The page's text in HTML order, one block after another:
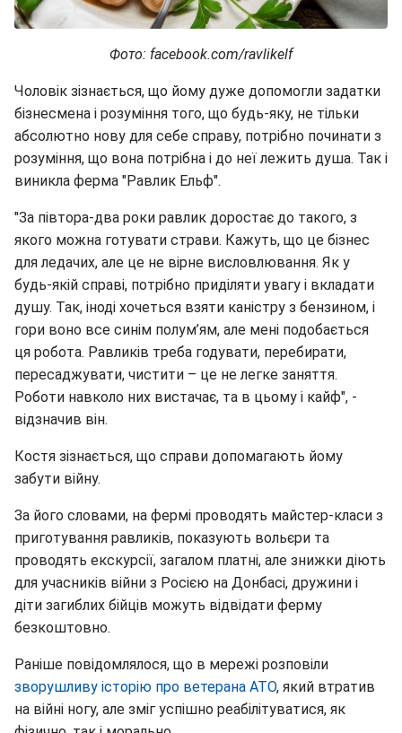
Фото: facebook.com/ravlikelf
Чоловік зізнається, що йому дуже допомогли задатки
бізнесмена і розуміння того, що будь-яку, не тільки
абсолютно нову для себе справу, потрібно починати з
розуміння, що вона потрібна і до неї лежить душа. Так і
виникла ферма "Равлик Ельф".
"За півтора-два роки равлик доростає до такого, з
якого можна готувати страви. Кажуть, що це бізнес
для ледачих, але це не вірне висловлювання. Як у
будь-якій справі, потрібно приділяти увагу і вкладати
душу. Так, іноді хочеться взяти каністру з бензином, і
гори воно все синім полум’ям, але мені подобається
ця робота. Равликів треба годувати, перебирати,
пересаджувати, чистити – це не легке заняття.
Роботи навколо них вистачає, та в цьому і кайф", -
відзначив він.
Костя зізнається, що справи допомагають йому
забути війну.
За його словами, на фермі проводять майстер-класи з
приготування равликів, показують вольєри та
проводять екскурсії, загалом платні, але знижки діють
для учасників війни з Росією на Донбасі, дружини і
діти загиблих бійців можуть відвідати ферму
безкоштовно.
Раніше повідомлялося, що в мережі розповіли
зворушливу історію про ветерана АТО, який втратив
на війні ногу, але зміг успішно реабілітуватися, як